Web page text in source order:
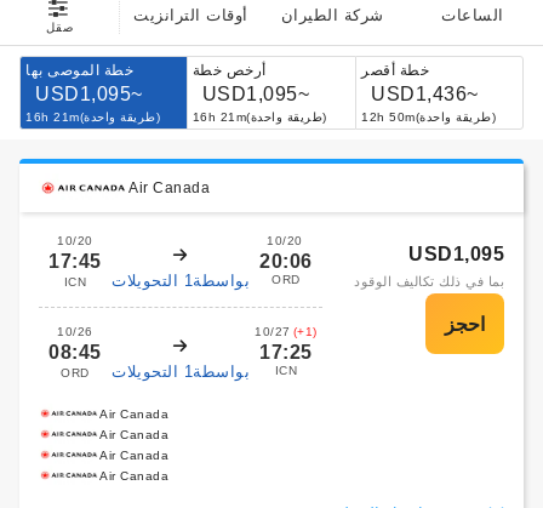
صقل
أوقات الترانزيت شركة الطيران الساعات
خطة الموصى بها
USD1,095~
16h 21m(طريقة واحدة)
أرخص خطة
USD1,095~
16h 21m(طريقة واحدة)
خطة أقصر
USD1,436~
12h 50m(طريقة واحدة)
Air Canada
10/20
17:45
ICN بواسطة1 التحويلات
10/20
20:06
ORD
10/26
08:45
ORD بواسطة1 التحويلات
10/27 (+1)
17:25
ICN
USD1,095
بما في ذلك تكاليف الوقود
Air Canada
Air Canada
Air Canada
Air Canada